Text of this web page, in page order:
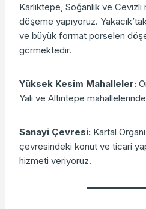
Karlıktepe, Soğanlık ve
döşeme yapıyoruz.
ve büyük format porselen
görmektedir.
Yüksek Kesim Mahalleler:
Yalı ve Altıntepe
Sanayi Çevresi: Kartal
çevresindeki konut ve ticari
hizmeti veriyoruz.